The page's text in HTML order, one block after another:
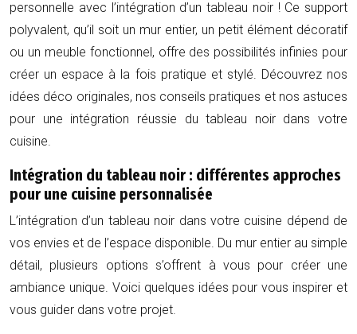
personnelle avec l’intégration d’un tableau noir ! Ce support
polyvalent, qu’il soit un mur entier, un petit élément décoratif
ou un meuble fonctionnel, offre des possibilités infinies pour
créer un espace à la fois pratique et stylé. Découvrez nos
idées déco originales, nos conseils pratiques et nos astuces
pour une intégration réussie du tableau noir dans votre
cuisine.
Intégration du tableau noir : différentes approches
pour une cuisine personnalisée
L’intégration d’un tableau noir dans votre cuisine dépend de
vos envies et de l’espace disponible. Du mur entier au simple
détail, plusieurs options s’offrent à vous pour créer une
ambiance unique. Voici quelques idées pour vous inspirer et
vous guider dans votre projet.